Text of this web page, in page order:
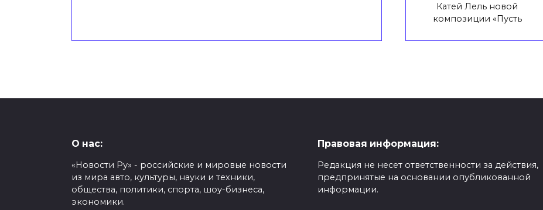
Катей Лель новой
композиции «Пусть
О нас:
«Новости Ру» - российские и мировые новости
из мира авто, культуры, науки и техники,
общества, политики, спорта, шоу-бизнеса,
экономики.
Правовая информация:
Редакция не несет ответственности за действия,
предпринятые на основании опубликованной
информации.